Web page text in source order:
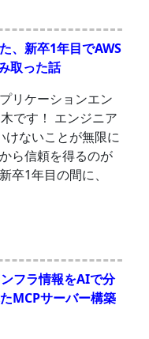
、新卒1年目でAWS
取った話
リケーションエン
です！ エンジニア
けないことが無限に
ら信頼を得るのが
卒1年目の間に、
フラ情報をAIで分
MCPサーバー構築